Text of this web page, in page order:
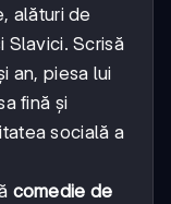
alături de
Slavici. Scrisă
an, piesa lui
fină și
socială a
comedie de